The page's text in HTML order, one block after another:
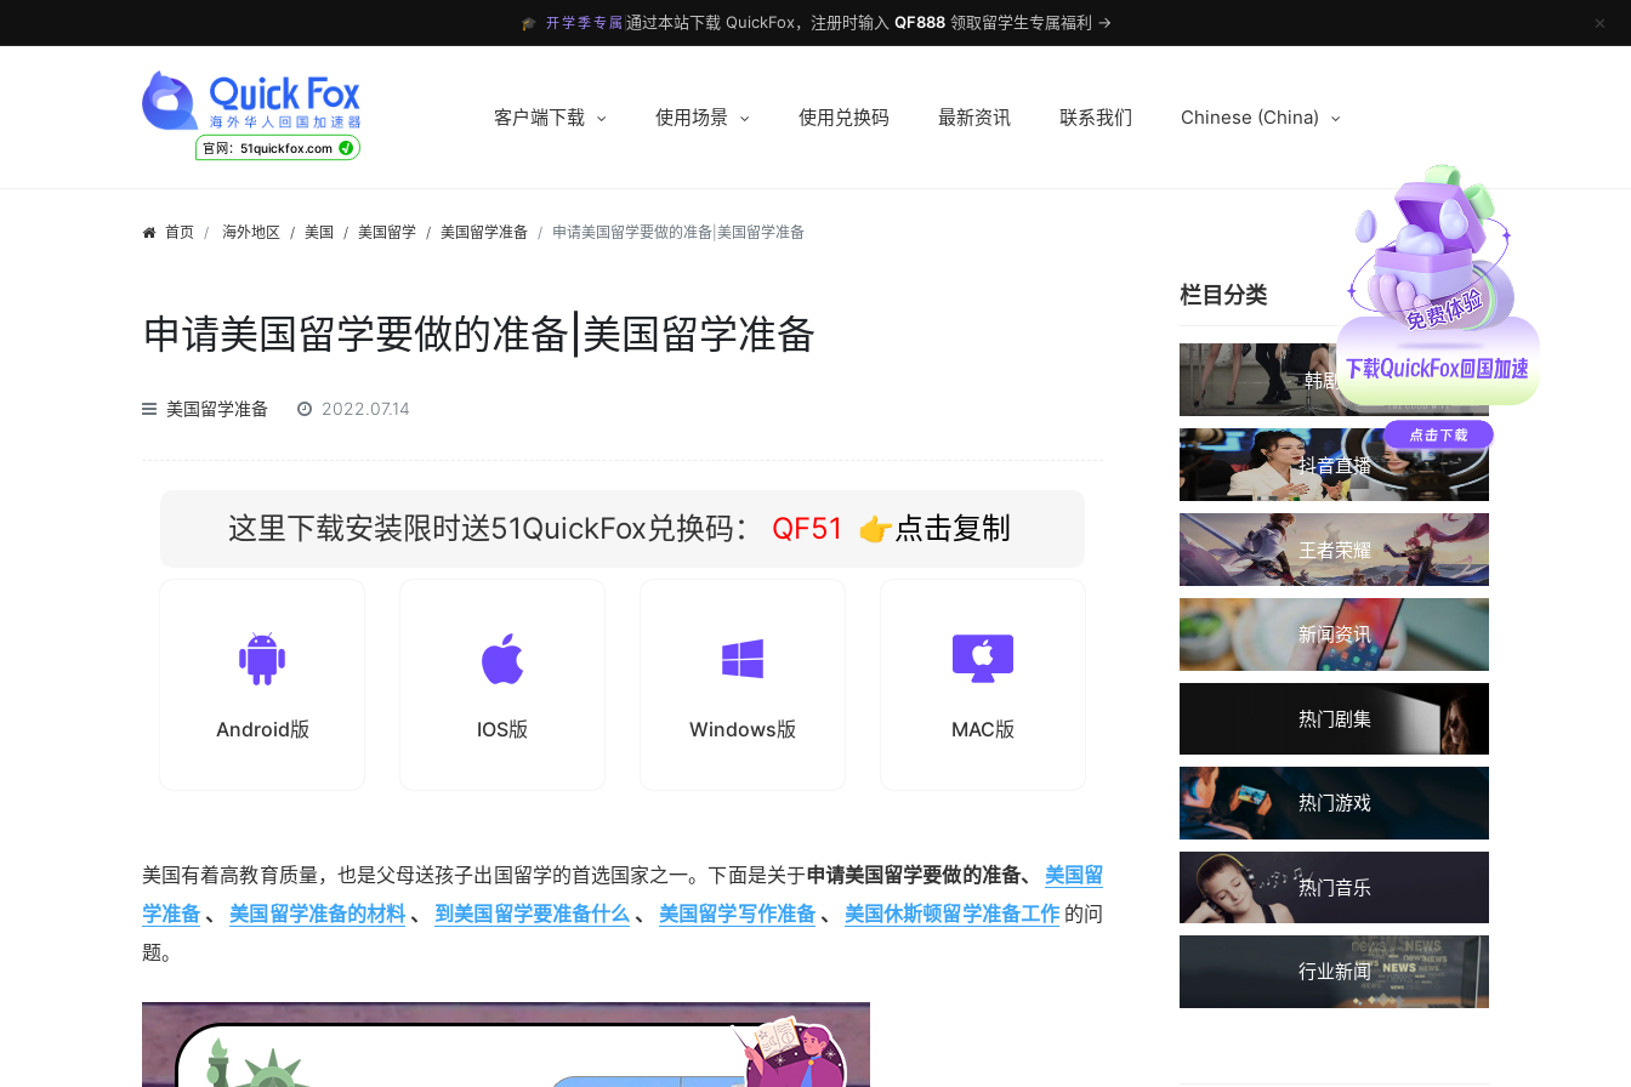
🎓 开学季专属 通过本站下载 QuickFox，注册时输入 QF888领取留学生专属福利 → ✕
官网：51quickfox.com √
客户端下载 使用场景 使用兑换码 最新资讯 联系我们 Chinese (China)
首页 海外地区 / 美国 / 美国留学 / 美国留学准备 申请美国留学要做的准备|美国留学准备
申请美国留学要做的准备|美国留学准备
美国留学准备 2022.07.14
这里下载安装限时送51QuickFox兑换码： QF51 👉点击复制
Android版 IOS版 Windows版 MAC版
美国有着高教育质量，也是父母送孩子出国留学的首选国家之一。下面是关于申请美国留学要做的准备、
美国留
学准备 、 美国留学准备的材料 、 到美国留学要准备什么 、 美国留学写作准备 、 美国休斯顿留学准备工作 的问
题。
栏目分类
韩剧TV
抖音直播
王者荣耀
新闻资讯
热门剧集
热门游戏
热门音乐
行业新闻